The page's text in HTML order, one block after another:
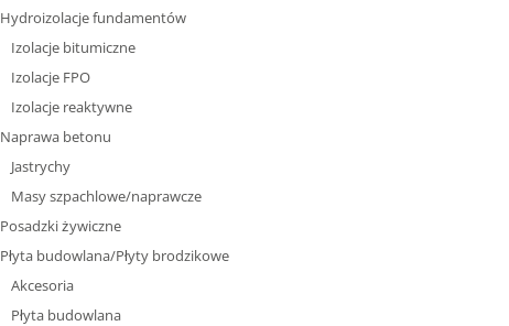
Hydroizolacje fundamentów
Izolacje bitumiczne
Izolacje FPO
Izolacje reaktywne
Naprawa betonu
Jastrychy
Masy szpachlowe/naprawcze
Posadzki żywiczne
Płyta budowlana/Płyty brodzikowe
Akcesoria
Płyta budowlana